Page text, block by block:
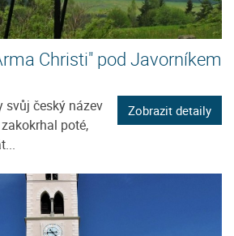
Christi" pod Javorníkem
svůj český název
poté,
Zobrazit detaily